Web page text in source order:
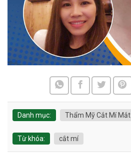
Danh mục: Thẩm Mỹ Cắt Mí Mắt
Từ khóa: cắt mí